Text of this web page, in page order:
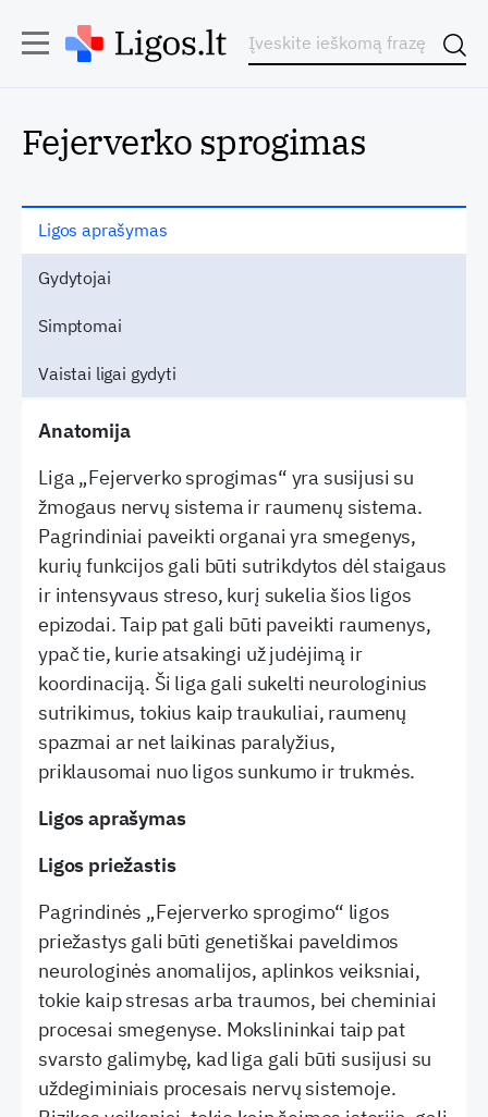
Fejerverko sprogimas
Ligos aprašymas
Gydytojai
Simptomai
Vaistai ligai gydyti
Anatomija
Liga „Fejerverko sprogimas“ yra susijusi su
žmogaus nervų sistema ir raumenų sistema.
Pagrindiniai paveikti organai yra smegenys,
kurių funkcijos gali būti sutrikdytos dėl staigaus
ir intensyvaus streso, kurį sukelia šios ligos
epizodai. Taip pat gali būti paveikti raumenys,
ypač tie, kurie atsakingi už judėjimą ir
koordinaciją. Ši liga gali sukelti neurologinius
sutrikimus, tokius kaip traukuliai, raumenų
spazmai ar net laikinas paralyžius,
priklausomai nuo ligos sunkumo ir trukmės.
Ligos aprašymas
Ligos priežastis
Pagrindinės „Fejerverko sprogimo“ ligos
priežastys gali būti genetiškai paveldimos
neurologinės anomalijos, aplinkos veiksniai,
tokie kaip stresas arba traumos, bei cheminiai
procesai smegenyse. Mokslininkai taip pat
svarsto galimybę, kad liga gali būti susijusi su
uždegiminiais procesais nervų sistemoje.